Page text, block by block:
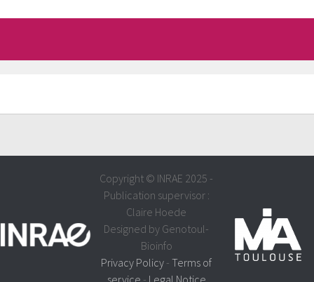
Copyright © INRAE 2025 -
Publication supervisor :
Claire Hoede
Designed by Genotoul-
Bioinfo
Privacy Policy - Terms of
service - Legal Notice